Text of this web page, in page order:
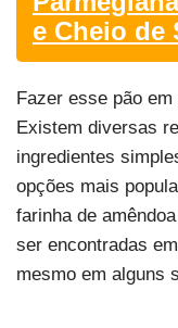
e Cheio de
Fazer esse pão
Existem diversas
ingredientes
opções mais
farinha de
ser encontradas
mesmo em alguns